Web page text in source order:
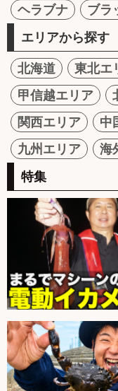
ヘラブナ
ブラ
エリアから探す
北海道 東北エ
甲信越エリア
関西エリア
中
九州エリア
海
特集